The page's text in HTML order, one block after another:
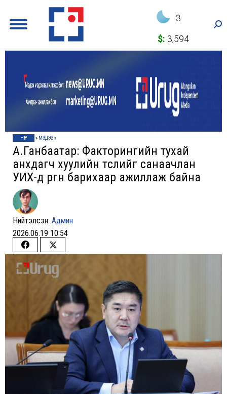
3
$: 3,594
НҮҮР » МЭДЭЭ»
А.Ганбаатар: Факторингийн тухай
анхдагч хуулийн төслийг санаачлан
УИХ-д өргөн барихаар ажиллаж байна
Нийтэлсэн: Админ
2026.06.19 10:54
Share
on
Share
on
Twitter